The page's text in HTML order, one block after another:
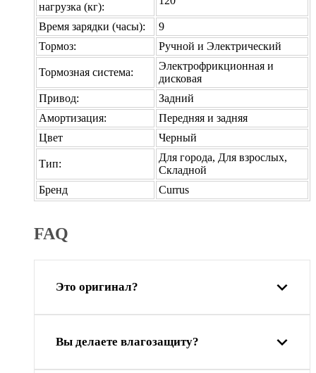
нагрузка (кг):
Время зарядки (часы):
9
Тормоз:
Ручной и Электрический
Тормозная система:
Электрофрикционная и
дисковая
Привод:
Задний
Амортизация:
Передняя и задняя
Цвет
Черный
Тип:
Для города, Для взрослых,
Складной
Бренд
Currus
FAQ
Это оригинал?
Вы делаете влагозащиту?